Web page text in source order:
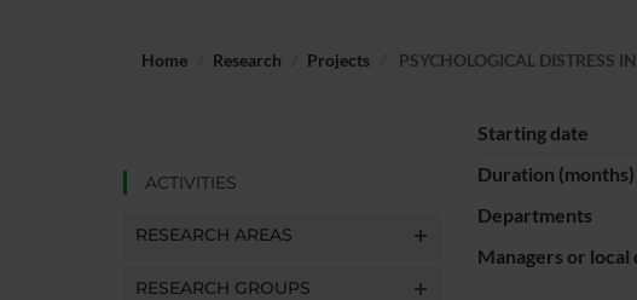
Home Research Projects PSYCHOLOGICAL DISTRESS
ACTIVITIES
RESEARCH AREAS
RESEARCH GROUPS
Starting date
Duration (months)
Departments
Managers or local